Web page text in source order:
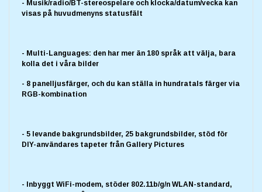
- Musik/radio/BT-stereospelare och klocka/datum/vecka kan
visas på huvudmenyns statusfält
- Multi-Languages: den har mer än 180 språk att välja, bara
kolla det i våra bilder
- 8 panelljusfärger, och du kan ställa in hundratals färger via
RGB-kombination
- 5 levande bakgrundsbilder, 25 bakgrundsbilder, stöd för
DIY-användares tapeter från Gallery Pictures
- Inbyggt WiFi-modem, stöder 802.11b/g/n WLAN-standard,